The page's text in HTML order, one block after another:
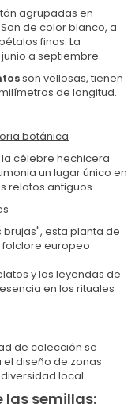
agrupadas en
de color blanco, a
finos. La
a septiembre.
son vellosas, tienen
de longitud.
botánica
célebre hechicera
un lugar único en
relatos antiguos.
esta planta de
europeo
y las leyendas de
en los rituales
de colección se
diseño de zonas
local.
las semillas: